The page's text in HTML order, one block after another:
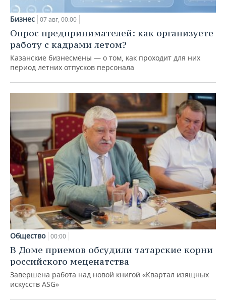
Бизнес 07 авг, 00:00
Опрос предпринимателей: как организуете
работу с кадрами летом?
Казанские бизнесмены — о том, как проходит для них
период летних отпусков персонала
Общество 00:00
В Доме приемов обсудили татарские корни
российского меценатства
Завершена работа над новой книгой «Квартал изящных
искусств ASG»